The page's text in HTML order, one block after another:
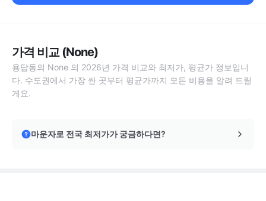
가격 비교 (None)
용답동의 None 의 2026년 가격 비교와 최저가, 평균가 정보입니
다. 수도권에서 가장 싼 곳부터 평균가까지 모든 비용을 알려 드릴
게요.
마운자로 전국 최저가가 궁금하다면?